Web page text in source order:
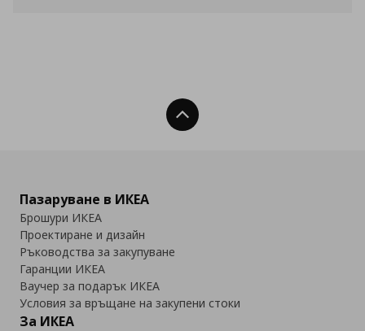
Нагоре
Пазаруване в ИКЕА
Брошури ИКЕА
Проектиране и дизайн
Ръководства за закупуване
Гаранции ИКЕА
Ваучер за подарък ИКЕА
Условия за връщане на закупени стоки
За ИКЕА